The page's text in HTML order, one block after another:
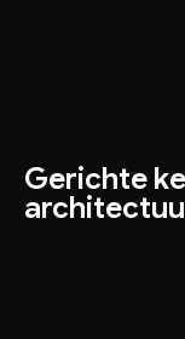
Gerichte